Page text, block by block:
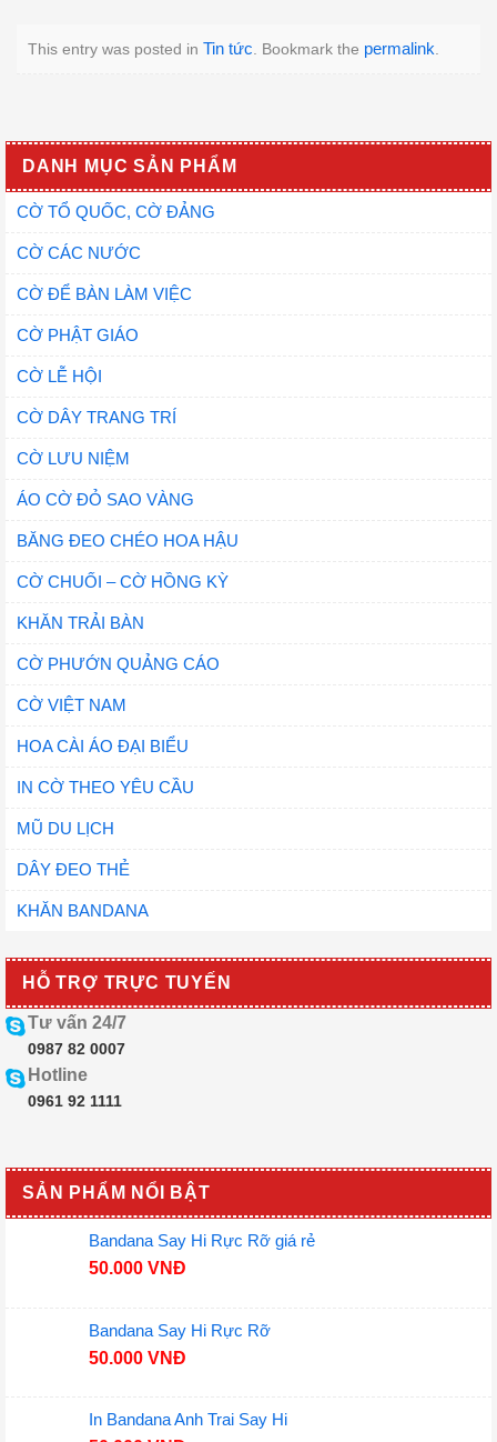
DANH MỤC SẢN PHẨM
CỜ TỔ QUỐC, CỜ ĐẢNG
CỜ CÁC NƯỚC
CỜ ĐỂ BÀN LÀM VIỆC
CỜ PHẬT GIÁO
CỜ LỄ HỘI
CỜ DÂY TRANG TRÍ
CỜ LƯU NIỆM
ÁO CỜ ĐỎ SAO VÀNG
BĂNG ĐEO CHÉO HOA HẬU
CỜ CHUỐI – CỜ HỒNG KỲ
KHĂN TRẢI BÀN
CỜ PHƯỚN QUẢNG CÁO
CỜ VIỆT NAM
HOA CÀI ÁO ĐẠI BIỂU
IN CỜ THEO YÊU CẦU
MŨ DU LỊCH
DÂY ĐEO THẺ
KHĂN BANDANA
HỖ TRỢ TRỰC TUYẾN
Tư vấn 24/7
0987 82 0007
Hotline
0961 92 1111
SẢN PHẨM NỔI BẬT
Bandana Say Hi Rực Rỡ giá rẻ
50.000 VNĐ
Bandana Say Hi Rực Rỡ
50.000 VNĐ
In Bandana Anh Trai Say Hi
This entry was posted in Tin tức . Bookmark the permalink